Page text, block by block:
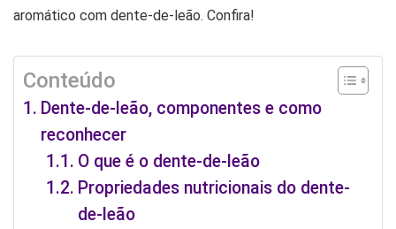
aromático com dente-de-leão. Confira!
Conteúdo
Dente-de-leão, componentes e como
reconhecer
O que é o dente-de-leão
Propriedades nutricionais do dente-
de-leão